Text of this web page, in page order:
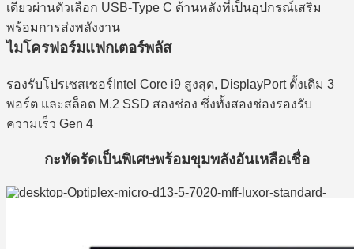
เดียวผ่านตัวเลือก USB-Type C ด้านหลังที่เป็นอุปกรณ์เสริม
พร้อมการส่งพลังงาน
ไมโครฟอร์มแฟกเตอร์พลัส
รองรับโปรเซสเซอร์Intel Core i9 สูงสุด, DisplayPort ดั้งเดิม 3
พอร์ต และสล็อต M.2 SSD สองช่อง ซึ่งทั้งสองช่องรองรับ
ความเร็ว Gen 4
กะทัดรัดเป็นพิเศษพร้อมขุมพลังอันเหลือเชื่อ